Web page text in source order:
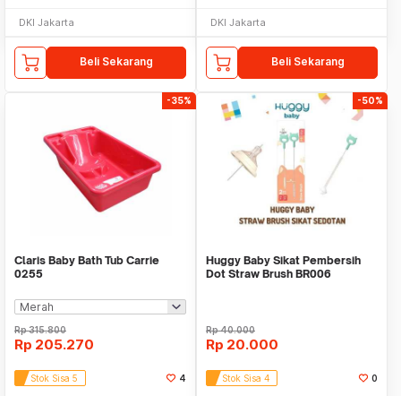
DKI Jakarta
Beli Sekarang
DKI Jakarta
Beli Sekarang
-35%
Claris Baby Bath Tub Carrie
0255
Rp315.800
Rp 205.270
Stok Sisa 5 4
-50%
Huggy Baby Sikat Pembersih
Dot Straw Brush BR006
Rp40.000
Rp 20.000
Stok Sisa 4 0